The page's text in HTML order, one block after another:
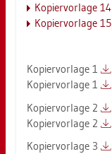
Ko­pier­vor­la­ge 14
Ko­pier­vor­la­ge 15
Ko­pier­vor­la­ge 1
Ko­pier­vor­la­ge 1
Ko­pier­vor­la­ge 2
Ko­pier­vor­la­ge 2
Ko­pier­vor­la­ge 3